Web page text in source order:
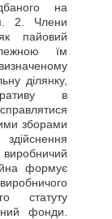
на
2. Члени
пайовий
їм
ділянку,
в
зборами
формує
статуту
фонди.